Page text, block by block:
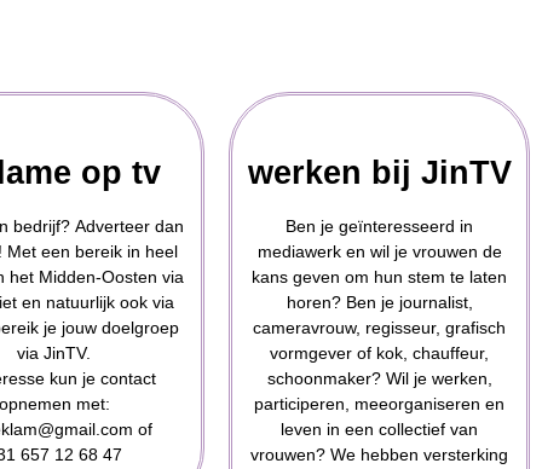
op tv
bedrijf? Adverteer dan
Met een bereik in heel
het Midden-Oosten via
en natuurlijk ook via
je jouw doelgroep
via JinTV.
kun je contact
opnemen met:
of
657 12 68 47
werken bij JinTV
Ben je geïnteresseerd in
mediawerk en wil je vrouwen de
kans geven om hun stem te laten
horen? Ben je journalist,
cameravrouw, regisseur, grafisch
vormgever of kok, chauffeur,
schoonmaker? Wil je werken,
participeren, meeorganiseren en
leven in een collectief van
vrouwen? We hebben versterking